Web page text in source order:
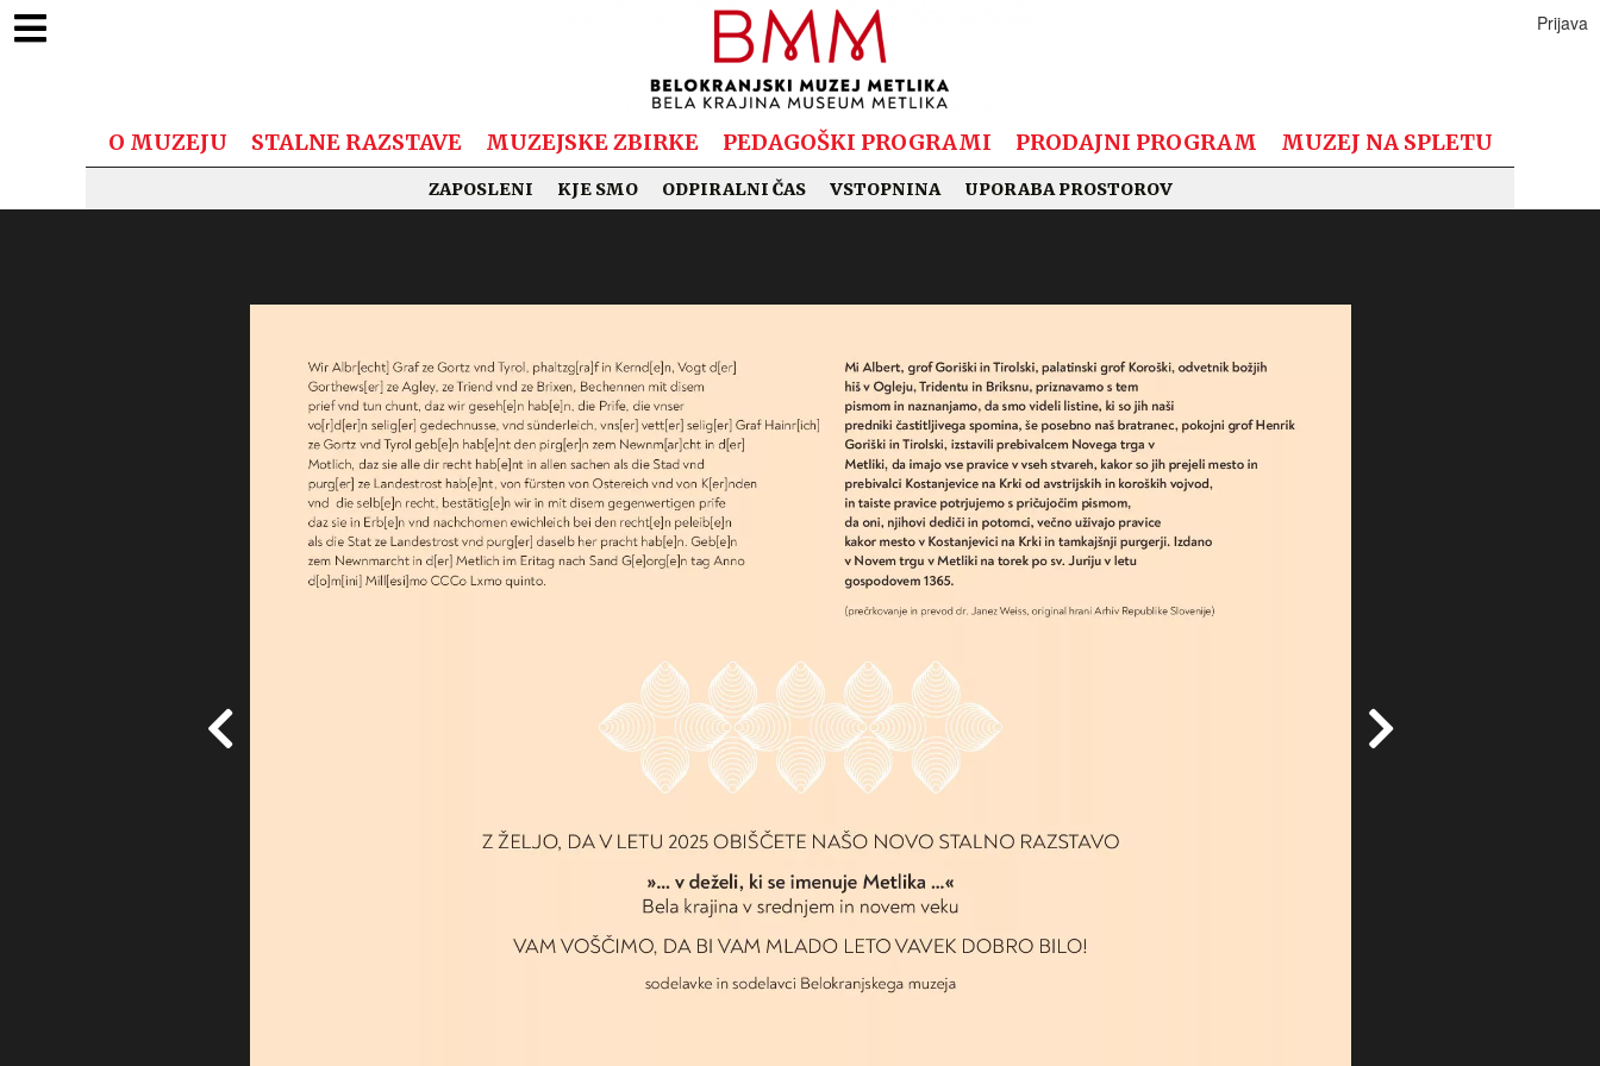
O MUZEJU STALNE RAZSTAVE MUZEJSKE ZBIRKE PEDAGOŠKI PROGRAMI PRODAJNI PROGRAM MUZEJ NA SPLETU
ZAPOSLENI KJE SMO ODPIRALNI ČAS VSTOPNINA UPORABA PROSTOROV
Prijava